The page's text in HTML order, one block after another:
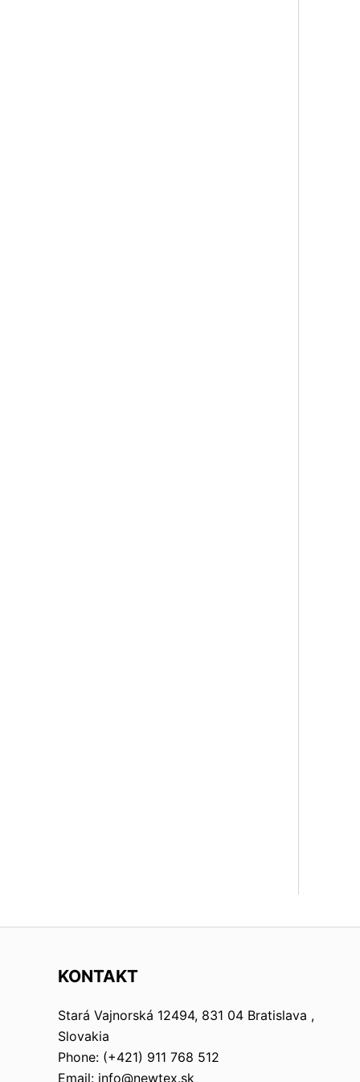
KONTAKT
Stará Vajnorská 12494, 831 04 Bratislava ,
Slovakia
Phone: (+421) 911 768 512
Email: info@newtex.sk